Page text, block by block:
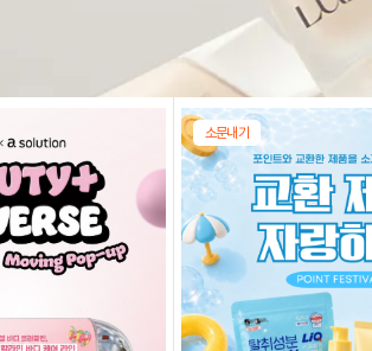
소문내기